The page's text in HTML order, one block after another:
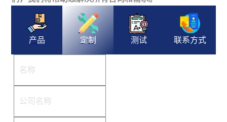
产品 定制 测试 联系方式